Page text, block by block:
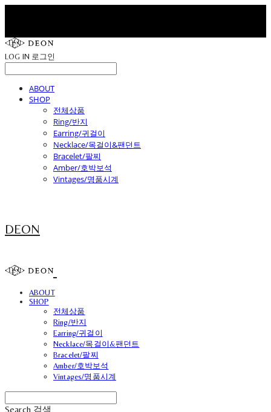
LOG IN 로그인
ABOUT
SHOP
전체상품
Ring/반지
Earring/귀걸이
Necklace/목걸이&팬던트
Bracelet/팔찌
Amber/호박보석
Vintages/명품시계
DEON
ABOUT
SHOP
전체상품
Ring/반지
Earring/귀걸이
Necklace/목걸이&팬던트
Bracelet/팔찌
Amber/호박보석
Vintages/명품시계
Search 검색